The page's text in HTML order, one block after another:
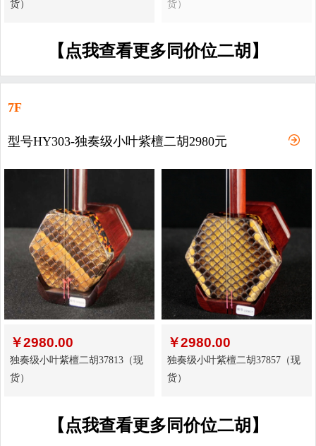
货） 货）
【点我查看更多同价位二胡】
7F
型号HY303-独奏级小叶紫檀二胡2980元
￥2980.00
独奏级小叶紫檀二胡37813（现
货）
￥2980.00
独奏级小叶紫檀二胡37857（现
货）
【点我查看更多同价位二胡】